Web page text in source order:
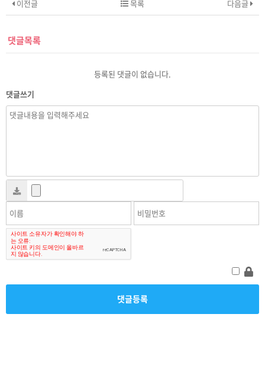
이전글 다음글
목록
댓글목록
등록된 댓글이 없습니다.
댓글쓰기